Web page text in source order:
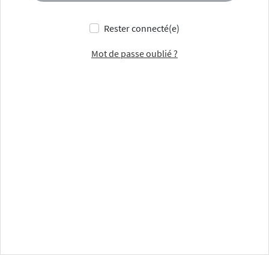
Rester connecté(e)
Mot de passe oublié ?